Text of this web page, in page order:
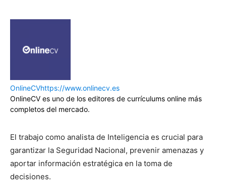
OnlineCVhttps://www.onlinecv.es
OnlineCV es uno de los editores de currículums online más
completos del mercado.
El trabajo como analista de Inteligencia es crucial para
garantizar la Seguridad Nacional, prevenir amenazas y
aportar información estratégica en la toma de
decisiones.